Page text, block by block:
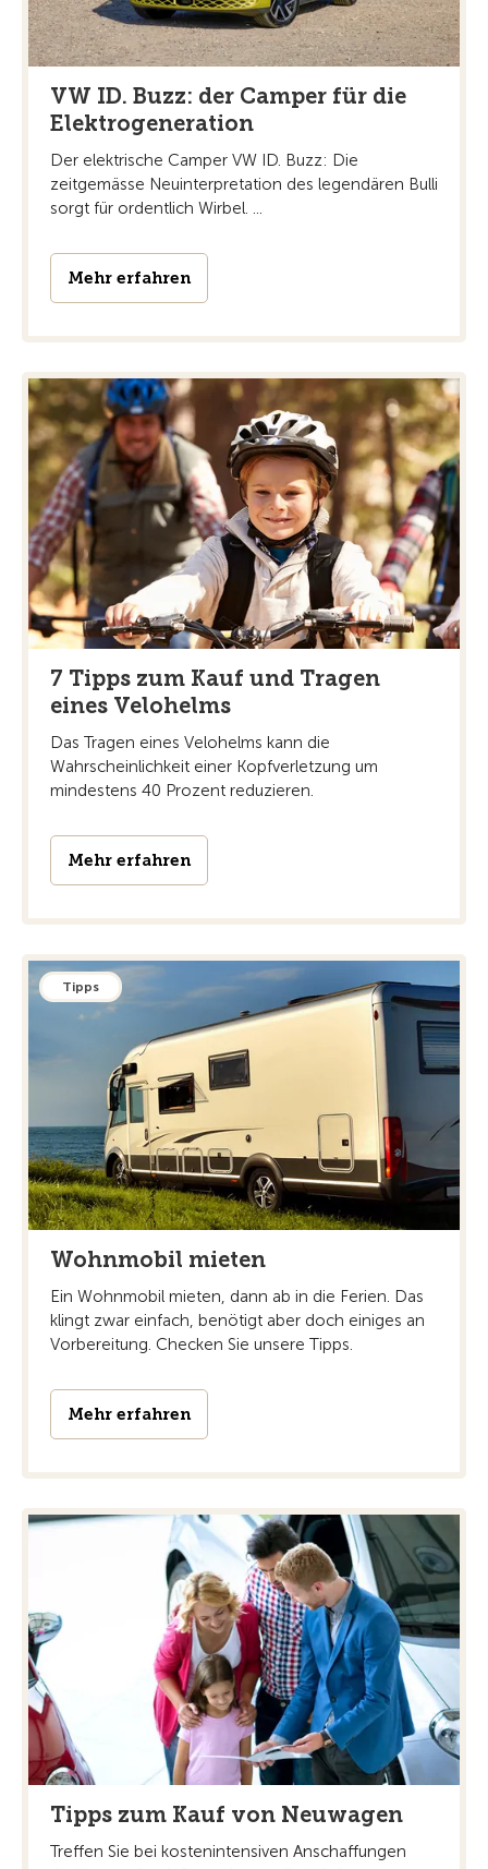
VW ID. Buzz: der Camper für die
Elektrogeneration
Der elektrische Camper VW ID. Buzz: Die
zeitgemässe Neuinterpretation des legendären Bulli
sorgt für ordentlich Wirbel. ...
Mehr erfahren
7 Tipps zum Kauf und Tragen
eines Velohelms
Das Tragen eines Velohelms kann die
Wahrscheinlichkeit einer Kopfverletzung um
mindestens 40 Prozent reduzieren.
Mehr erfahren
Tipps
Wohnmobil mieten
Ein Wohnmobil mieten, dann ab in die Ferien. Das
klingt zwar einfach, benötigt aber doch einiges an
Vorbereitung. Checken Sie unsere Tipps.
Mehr erfahren
Tipps zum Kauf von Neuwagen
Treffen Sie bei kostenintensiven Anschaffungen